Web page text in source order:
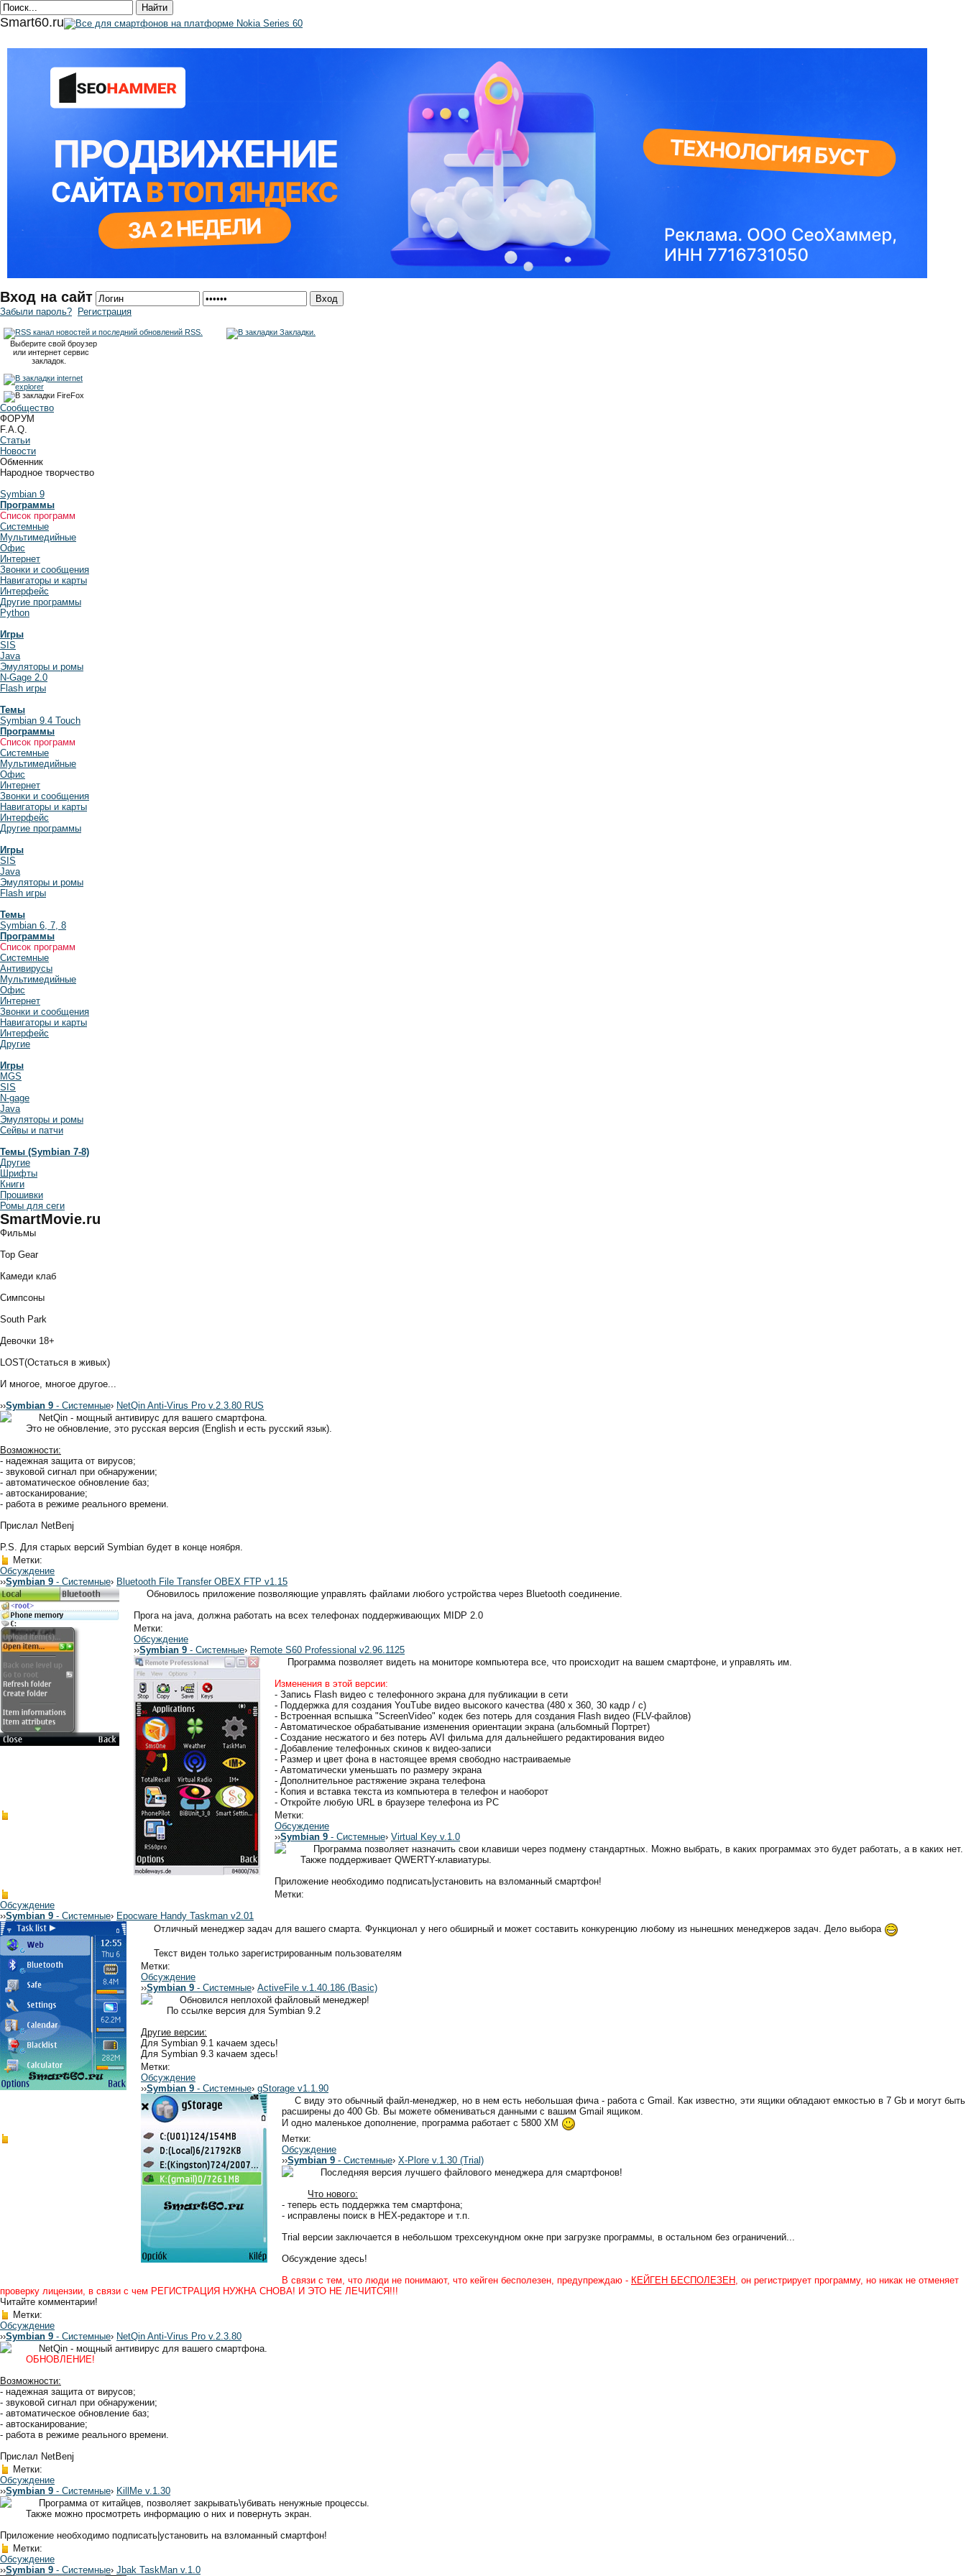
Smart60.ru
Вход на сайт
Забыли пароль? Регистрация
RSS.
Закладки.
Выберите свой броузер
или интернет сервис
закладок.
Сообщество
ФОРУМ
F.A.Q.
Статьи
Новости
Обменник
Народное творчество
Symbian 9
Программы
Список программ
Системные
Мультимедийные
Офис
Интернет
Звонки и сообщения
Навигаторы и карты
Интерфейс
Другие программы
Python
Игры
SIS
Java
Эмуляторы и ромы
N-Gage 2.0
Flash игры
Темы
Symbian 9.4 Touch
Программы
Список программ
Системные
Мультимедийные
Офис
Интернет
Звонки и сообщения
Навигаторы и карты
Интерфейс
Другие программы
Игры
SIS
Java
Эмуляторы и ромы
Flash игры
Темы
Symbian 6, 7, 8
Программы
Список программ
Системные
Антивирусы
Мультимедийные
Офис
Интернет
Звонки и сообщения
Навигаторы и карты
Интерфейс
Другие
Игры
MGS
SIS
N-gage
Java
Эмуляторы и ромы
Сейвы и патчи
Темы (Symbian 7-8)
Другие
Шрифты
Книги
Прошивки
Ромы для сеги
SmartMovie.ru
Фильмы
Top Gear
Камеди клаб
Симпсоны
South Park
Девочки 18+
LOST(Остаться в живых)
И многое, многое другое...
››Symbian 9 - Системные› NetQin Anti-Virus Pro v.2.3.80 RUS
NetQin - мощный антивирус для вашего смартфона.
Это не обновление, это русская версия (English и есть русский язык).
Возможности:
- надежная защита от вирусов;
- звуковой сигнал при обнаружении;
- автоматическое обновление баз;
- автосканирование;
- работа в режиме реального времени.
Прислал NetBenj
P.S. Для старых версий Symbian будет в конце ноября.
Метки:
Обсуждение
››Symbian 9 - Системные› Bluetooth File Transfer OBEX FTP v1.15
Обновилось приложение позволяющие управлять файлами любого устройства через Bluetooth соединение.
Прога на java, должна работать на всех телефонах поддерживающих MIDP 2.0
Метки:
Обсуждение
››Symbian 9 - Системные› Remote S60 Professional v2.96.1125
Программа позволяет видеть на мониторе компьютера все, что происходит на вашем смартфоне, и управлять им.
Изменения в этой версии:
- Запись Flash видео с телефонного экрана для публикации в сети
- Поддержка для создания YouTube видео высокого качества (480 х 360, 30 кадр / с)
- Встроенная вспышка "ScreenVideo" кодек без потерь для создания Flash видео (FLV-файлов)
- Автоматическое обрабатывание изменения ориентации экрана (альбомный Портрет)
- Создание несжатого и без потерь AVI фильма для дальнейшего редактирования видео
- Добавление телефонных скинов к видео-записи
- Размер и цвет фона в настоящее время свободно настраиваемые
- Автоматически уменьшать по размеру экрана
- Дополнительное растяжение экрана телефона
- Копия и вставка текста из компьютера в телефон и наоборот
- Откройте любую URL в браузере телефона из PC
Метки:
Обсуждение
››Symbian 9 - Системные› Virtual Key v.1.0
Программа позволяет назначить свои клавиши через подмену стандартных. Можно выбрать, в каких программах это будет работать, а в каких нет.
Также поддерживает QWERTY-клавиатуры.
Приложение необходимо подписать|установить на взломанный смартфон!
Метки:
Обсуждение
››Symbian 9 - Системные› Epocware Handy Taskman v2.01
Отличный менеджер задач для вашего смарта. Функционал у него обширный и может составить конкуренцию любому из нынешних менеджеров задач. Дело выбора
Текст виден только зарегистрированным пользователям
Метки:
Обсуждение
››Symbian 9 - Системные› ActiveFile v.1.40.186 (Basic)
Обновился неплохой файловый менеджер!
По ссылке версия для Symbian 9.2
Другие версии:
Для Symbian 9.1 качаем здесь!
Для Symbian 9.3 качаем здесь!
Метки:
Обсуждение
››Symbian 9 - Системные› gStorage v1.1.90
С виду это обычный файл-менеджер, но в нем есть небольшая фича - работа с Gmail. Как известно, эти ящики обладают емкостью в 7 Gb и могут быть
расширены до 400 Gb. Вы можете обмениваться данными с вашим Gmail ящиком.
И одно маленькое дополнение, программа работает с 5800 XM
Метки:
Обсуждение
››Symbian 9 - Системные› X-Plore v.1.30 (Trial)
Последняя версия лучшего файлового менеджера для смартфонов!
Что нового:
- теперь есть поддержка тем смартфона;
- исправлены поиск в HEX-редакторе и т.п.
Trial версии заключается в небольшом трехсекундном окне при загрузке программы, в остальном без ограничений...
Обсуждение здесь!
В связи с тем, что люди не понимают, что кейген бесполезен, предупреждаю - КЕЙГЕН БЕСПОЛЕЗЕН, он регистрирует программу, но никак не отменяет
проверку лицензии, в связи с чем РЕГИСТРАЦИЯ НУЖНА СНОВА! И ЭТО НЕ ЛЕЧИТСЯ!!!
Читайте комментарии!
Метки:
Обсуждение
››Symbian 9 - Системные› NetQin Anti-Virus Pro v.2.3.80
NetQin - мощный антивирус для вашего смартфона.
ОБНОВЛЕНИЕ!
Возможности:
- надежная защита от вирусов;
- звуковой сигнал при обнаружении;
- автоматическое обновление баз;
- автосканирование;
- работа в режиме реального времени.
Прислал NetBenj
Метки:
Обсуждение
››Symbian 9 - Системные› KillMe v.1.30
Программа от китайцев, позволяет закрывать\убивать ненужные процессы.
Также можно просмотреть информацию о них и повернуть экран.
Приложение необходимо подписать|установить на взломанный смартфон!
Метки:
Обсуждение
››Symbian 9 - Системные› Jbak TaskMan v.1.0